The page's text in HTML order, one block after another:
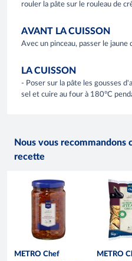
rouler la pâte sur le rouleau de
AVANT LA CUISSON
Avec un pinceau, passer le jaune
LA CUISSON
- Poser sur la pâte les gousses
sel et cuire au four à 180°C
Nous vous recommandons
recette
METRO Chef
METRO